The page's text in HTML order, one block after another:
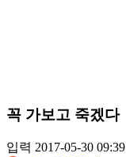
꼭 가보고 죽겠다
입력 2017-05-30 09:39